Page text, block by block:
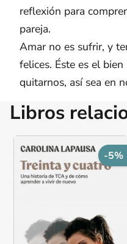
reflexión para
pareja.
Amar no es sufrir, y
felices. Éste es el
quitarnos, así sea en
Libros
-5%